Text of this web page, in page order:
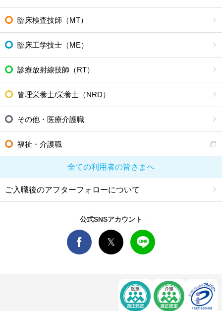
臨床検査技師（MT）
臨床工学技士（ME）
診療放射線技師（RT）
管理栄養士/栄養士（NRD）
その他・医療介護職
福祉・介護職
全ての利用者の皆さまへ
ご入職後のアフターフォローについて
公式SNSアカウント